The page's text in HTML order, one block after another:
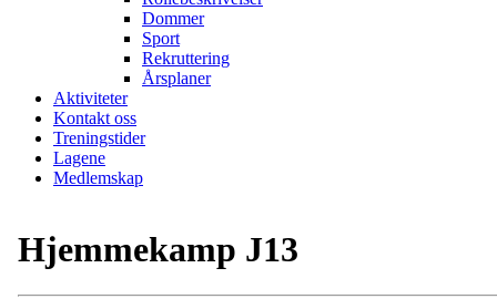
Dommer
Sport
Rekruttering
Årsplaner
Aktiviteter
Kontakt oss
Treningstider
Lagene
Medlemskap
Hjemmekamp J13